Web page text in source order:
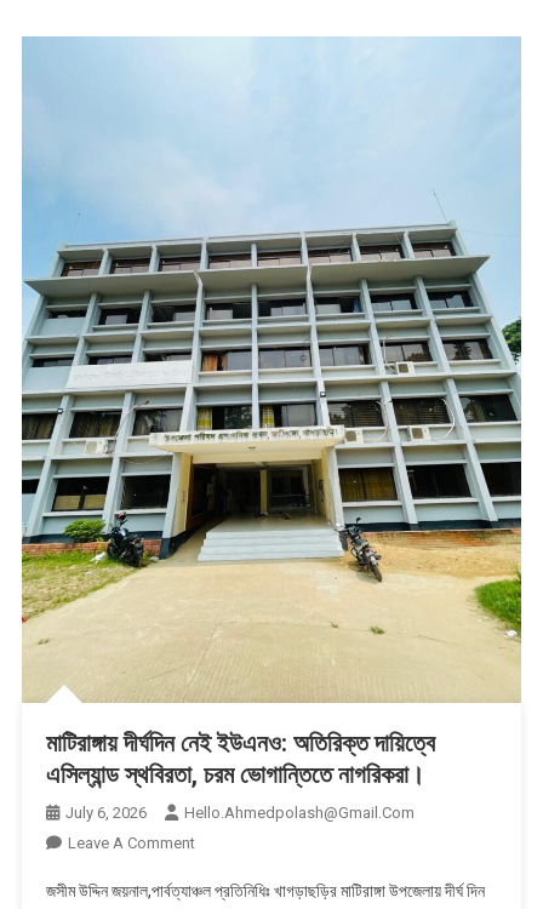
মাটিরাঙ্গায় দীর্ঘদিন নেই ইউএনও: অতিরিক্ত দায়িত্বে
এসিল্যান্ড স্থবিরতা, চরম ভোগান্তিতে নাগরিকরা।
July 6, 2026
Hello.ahmedpolash@gmail.com
Leave A CommentOn
দীর্ঘদিন
জসীম উদ্দিন জয়নাল,পার্বত্যাঞ্চল প্রতিনিধিঃ খাগড়াছড়ির মাটিরাঙ্গা উপজেলায় দীর্ঘ দিন